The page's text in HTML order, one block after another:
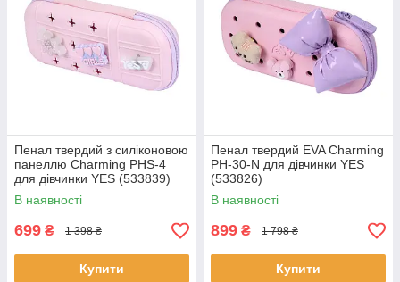
Пенал твердий з силіконовою
панеллю Charming PHS-4
для дівчинки YES (533839)
В наявності
699 ₴ 1 398 ₴
Купити
Пенал твердий EVA Charming
PH-30-N для дівчинки YES
(533826)
В наявності
899 ₴ 1 798 ₴
Купити